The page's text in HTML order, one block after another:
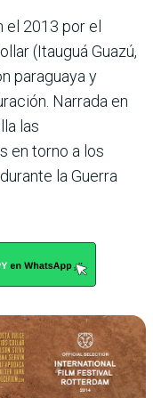
el 2013 por el
(Itauguá Guazú,
paraguaya y
Narrada en
las
en torno a los
la Guerra